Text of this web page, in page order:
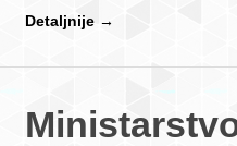
Detaljnije →